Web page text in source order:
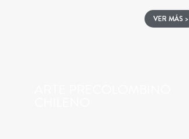
VER MÁS >